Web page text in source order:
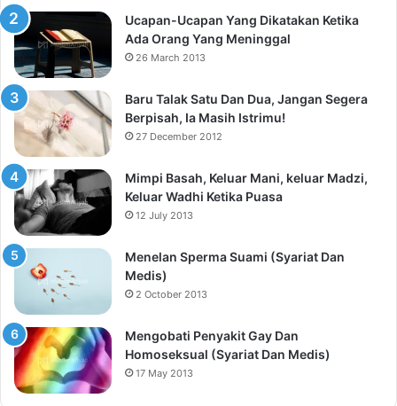
Ucapan-Ucapan Yang Dikatakan Ketika
Ada Orang Yang Meninggal
26 March 2013
Baru Talak Satu Dan Dua, Jangan Segera
Berpisah, Ia Masih Istrimu!
27 December 2012
Mimpi Basah, Keluar Mani, keluar Madzi,
Keluar Wadhi Ketika Puasa
12 July 2013
Menelan Sperma Suami (Syariat Dan
Medis)
2 October 2013
Mengobati Penyakit Gay Dan
Homoseksual (Syariat Dan Medis)
17 May 2013